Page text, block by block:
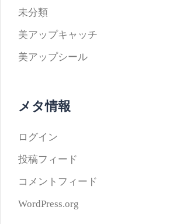
未分類
美アップキャッチ
美アップシール
メタ情報
ログイン
投稿フィード
コメントフィード
WordPress.org